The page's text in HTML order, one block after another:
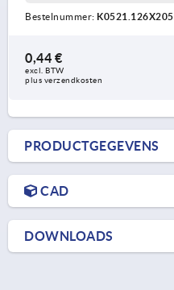
Bestelnummer: K0521.126X205
0,44 €
excl. BTW
plus verzendkosten
PRODUCTGEGEVENS
CAD
DOWNLOADS